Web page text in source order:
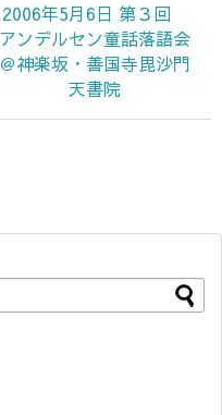
2006年5月6日 第３回
アンデルセン童話落語会
＠神楽坂・善国寺毘沙門
天書院